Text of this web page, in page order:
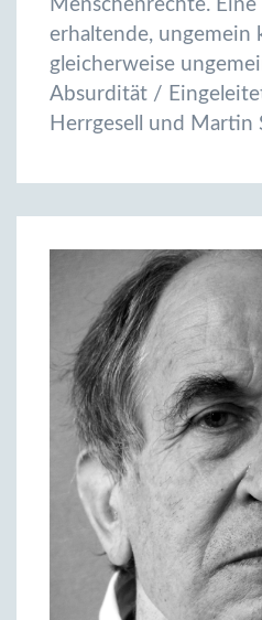
Menschenrechte.
erhaltende, ungemein
gleicherweise
Absurdität /
Herrgesell und Martin